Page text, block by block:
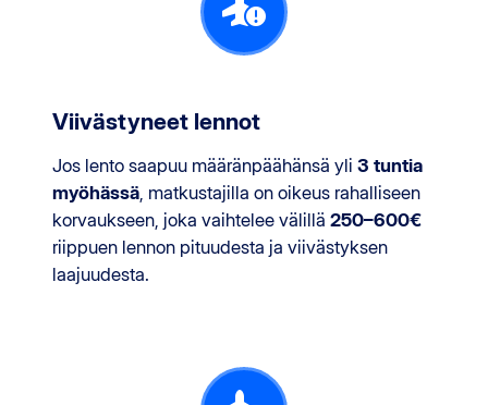
Viivästyneet lennot
Jos lento saapuu määränpäähänsä yli 3 tuntia
myöhässä , matkustajilla on oikeus rahalliseen
korvaukseen, joka vaihtelee välillä 250–600€
riippuen lennon pituudesta ja viivästyksen
laajuudesta.